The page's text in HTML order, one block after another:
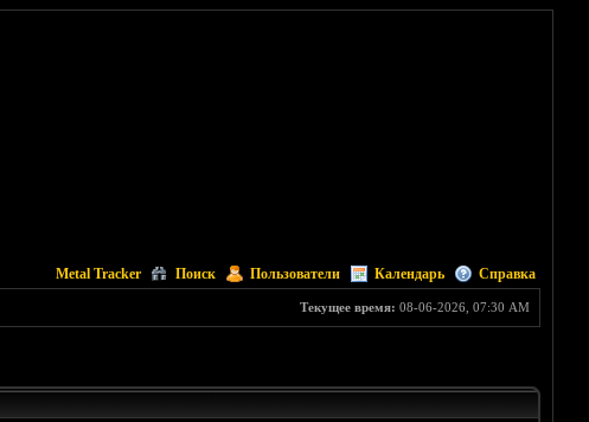
Metal Tracker Поиск Пользователи Календарь Справка
Текущее время: 08-06-2026, 07:30 AM